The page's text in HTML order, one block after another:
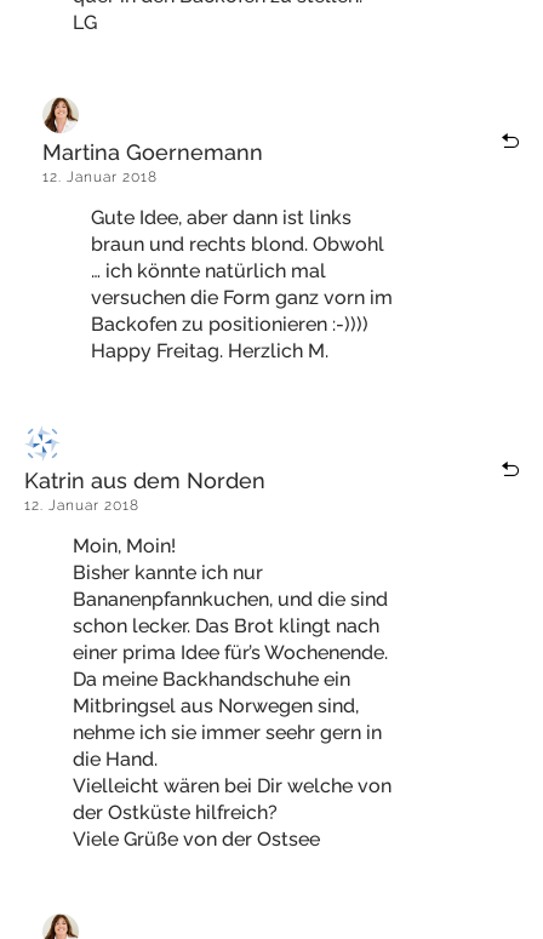
LG
Martina Goernemann
12. Januar 2018
Gute Idee, aber dann ist links
braun und rechts blond. Obwohl
… ich könnte natürlich mal
versuchen die Form ganz vorn im
Backofen zu positionieren :-))))
Happy Freitag. Herzlich M.
Katrin aus dem Norden
12. Januar 2018
Moin, Moin!
Bisher kannte ich nur
Bananenpfannkuchen, und die sind
schon lecker. Das Brot klingt nach
einer prima Idee für’s Wochenende.
Da meine Backhandschuhe ein
Mitbringsel aus Norwegen sind,
nehme ich sie immer seehr gern in
die Hand.
Vielleicht wären bei Dir welche von
der Ostküste hilfreich?
Viele Grüße von der Ostsee